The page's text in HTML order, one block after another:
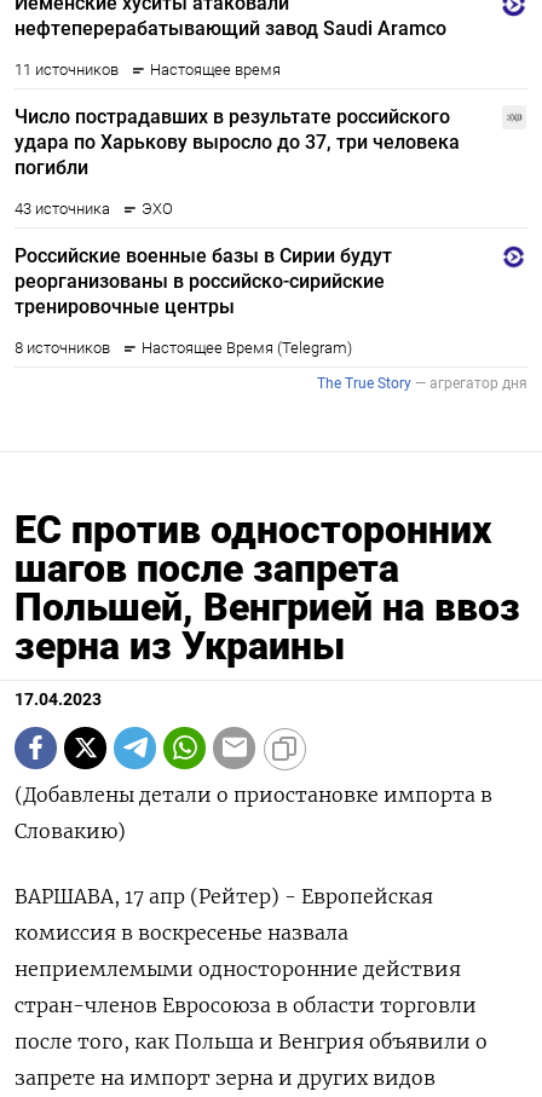
ЕС против односторонних
шагов после запрета
Польшей, Венгрией на ввоз
зерна из Украины
17.04.2023
(Добавлены детали о приостановке импорта в
Словакию)
ВАРШАВА, 17 апр (Рейтер) - Европейская
комиссия в воскресенье назвала
неприемлемыми односторонние действия
стран-членов Евросоюза в области торговли
после того, как Польша и Венгрия объявили о
запрете на импорт зерна и других видов